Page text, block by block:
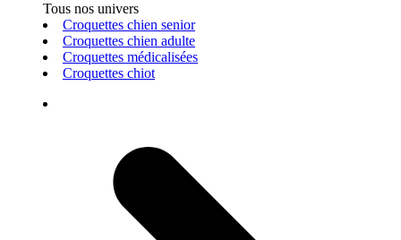
Tous nos univers
Croquettes chien senior
Croquettes chien adulte
Croquettes médicalisées
Croquettes chiot